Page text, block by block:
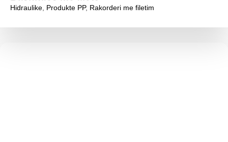
Hidraulike Produkte PP, Rakorderi me filetim